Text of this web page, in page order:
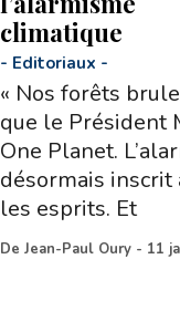
climatique
- Editoriaux -
« Nos forêts
que le Président
One Planet.
désormais inscrit
les esprits. Et
De Jean-Paul Oury - 11